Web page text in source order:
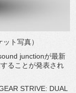
ト写真）
junctionが最新
ることが発表され
STRIVE: DUAL